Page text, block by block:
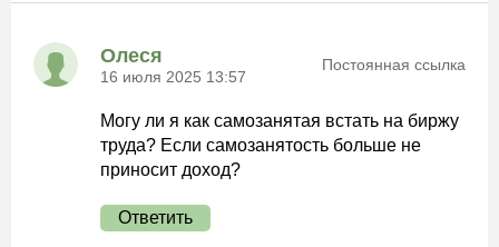
Олеся
16 июля 2025 13:57
Постоянная ссылка
Могу ли я как самозанятая встать на биржу
труда? Если самозанятость больше не
приносит доход?
Ответить